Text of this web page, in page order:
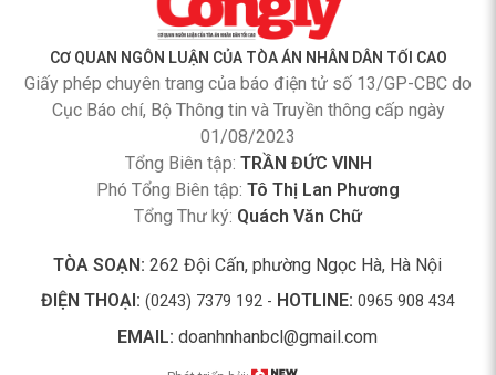
CƠ QUAN NGÔN LUẬN CỦA TÒA ÁN NHÂN DÂN TỐI CAO
Giấy phép chuyên trang của báo điện tử số 13/GP-CBC do
Cục Báo chí, Bộ Thông tin và Truyền thông cấp ngày
01/08/2023
Tổng Biên tập: TRẦN ĐỨC VINH
Phó Tổng Biên tập: Tô Thị Lan Phương
Tổng Thư ký: Quách Văn Chữ
TÒA SOẠN: 262 Đội Cấn, phường Ngọc Hà, Hà Nội
ĐIỆN THOẠI: (0243) 7379 192 - HOTLINE: 0965 908 434
EMAIL: doanhnhanbcl@gmail.com